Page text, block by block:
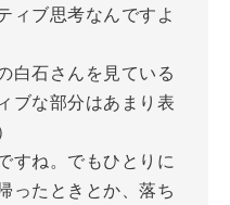
ィブ思考なんですよ
白石さんを見ている
ブな部分はあまり表
すね。でもひとりに
ったときとか、落ち